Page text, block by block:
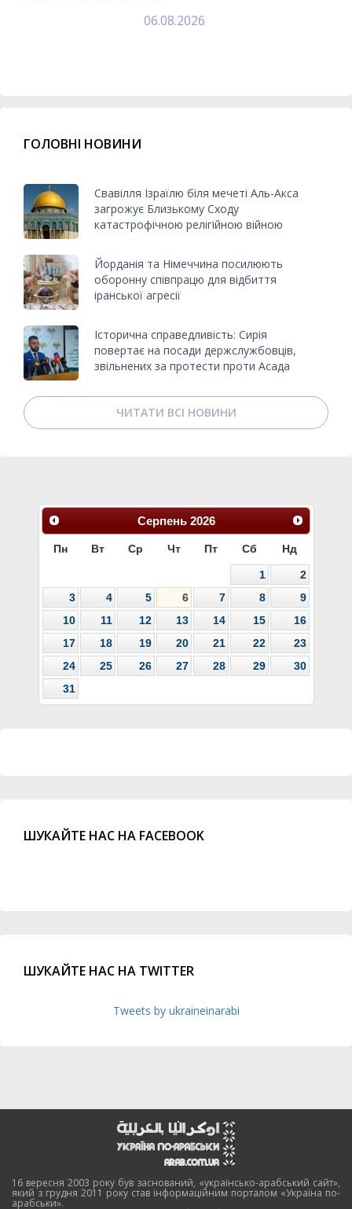
06.08.2026
ГОЛОВНІ НОВИНИ
Свавілля Ізраїлю біля мечеті Аль-Акса
загрожує Близькому Сходу
катастрофічною релігійною війною
Йорданія та Німеччина посилюють
оборонну співпрацю для відбиття
іранської агресії
Історична справедливість: Сирія
повертає на посади держслужбовців,
звільнених за протести проти Асада
ЧИТАТИ ВСІ НОВИНИ
Серпень 2026
Пн Вт Ср Чт Пт Сб Нд
1
2
3
4 5 6 7 8
9
10
11 12 13 14 15
16
17
18 19 20 21 22
23
24
25 26 27 28 29
30
31
ШУКАЙТЕ НАС НА FACEBOOK
ШУКАЙТЕ НАС НА TWITTER
Tweets by ukraineinarabi
16 вересня 2003 року був заснований, «українсько-арабський сайт»,
який з грудня 2011 року став інформаційним порталом «Україна по-
арабськи».